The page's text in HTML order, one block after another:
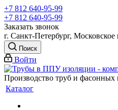
+7 812 640-95-99
+7 812 640-95-99
Заказать звонок
г. Санкт-Петербург,
Поиск
Войти
Производство труб и
Каталог